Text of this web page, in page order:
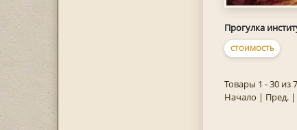
Прогулка
СТОИМОСТЬ
Товары 1 - 30 из
Начало | Пред. |